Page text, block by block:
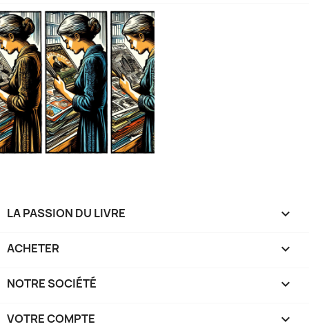
LA PASSION DU LIVRE 
ACHETER 
NOTRE SOCIÉTÉ 
VOTRE COMPTE 